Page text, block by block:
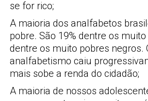
se for rico;
A maioria dos analfabetos
pobre. São 19% dentre os
dentre os muito pobres negros.
analfabetismo caiu
mais sobe a renda do cidadão;
A maioria de nossos